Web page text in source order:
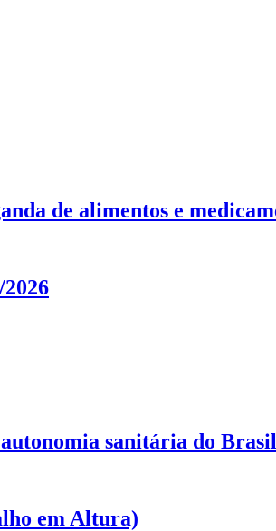
de alimentos e
sanitária do Brasil
em Altura)